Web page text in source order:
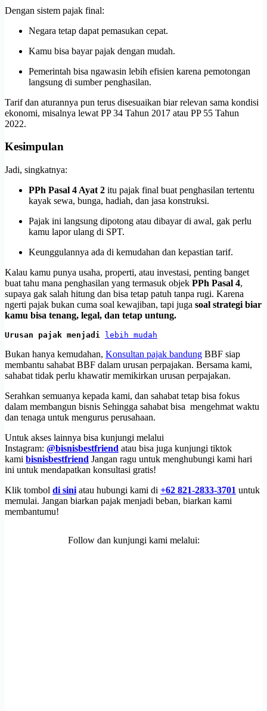
Dengan sistem pajak final:
Negara tetap dapat pemasukan cepat.
Kamu bisa bayar pajak dengan mudah.
Pemerintah bisa ngawasin lebih efisien karena pemotongan
langsung di sumber penghasilan.
Tarif dan aturannya pun terus disesuaikan biar relevan sama kondisi
ekonomi, misalnya lewat PP 34 Tahun 2017 atau PP 55 Tahun
2022.
Kesimpulan
Jadi, singkatnya:
PPh Pasal 4 Ayat 2 itu pajak final buat penghasilan tertentu
kayak sewa, bunga, hadiah, dan jasa konstruksi.
Pajak ini langsung dipotong atau dibayar di awal, gak perlu
kamu lapor ulang di SPT.
Keunggulannya ada di kemudahan dan kepastian tarif.
Kalau kamu punya usaha, properti, atau investasi, penting banget
buat tahu mana penghasilan yang termasuk objek PPh Pasal 4,
supaya gak salah hitung dan bisa tetap patuh tanpa rugi. Karena
ngerti pajak bukan cuma soal kewajiban, tapi juga soal strategi biar
kamu bisa tenang, legal, dan tetap untung.
Urusan pajak menjadi lebih mudah
Bukan hanya kemudahan, Konsultan pajak bandung BBF siap
membantu sahabat BBF dalam urusan perpajakan. Bersama kami,
sahabat tidak perlu khawatir memikirkan urusan perpajakan.
Serahkan semuanya kepada kami, dan sahabat tetap bisa fokus
dalam membangun bisnis Sehingga sahabat bisa mengehmat waktu
dan tenaga untuk mengurus perusahaan.
Untuk akses lainnya bisa kunjungi melalui
Instagram: @bisnisbestfriend atau bisa juga kunjungi tiktok
kami bisnisbestfriend Jangan ragu untuk menghubungi kami hari
ini untuk mendapatkan konsultasi gratis!
Klik tombol di sini atau hubungi kami di +62 821-2833-3701 untuk
memulai. Jangan biarkan pajak menjadi beban, biarkan kami
membantumu!
Follow dan kunjungi kami melalui: